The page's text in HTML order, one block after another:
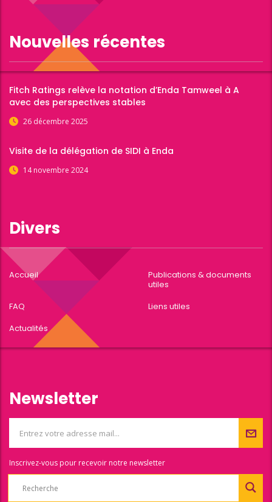
Nouvelles récentes
Fitch Ratings relève la notation d’Enda Tamweel à A
avec des perspectives stables
26 décembre 2025
Visite de la délégation de SIDI à Enda
14 novembre 2024
Divers
Accueil
Publications & documents
utiles
FAQ
Liens utiles
Actualités
Newsletter
Inscrivez-vous pour recevoir notre newsletter